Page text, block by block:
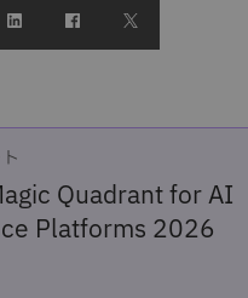
Quadrant for AI
Platforms 2026